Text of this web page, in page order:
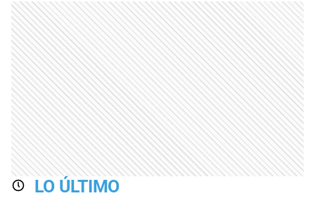
LO ÚLTIMO